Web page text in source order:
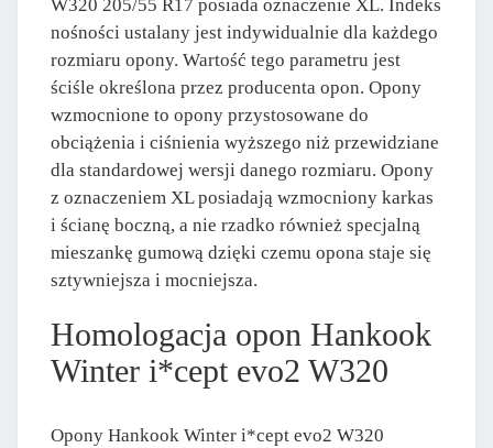
W320 205/55 R17 posiada oznaczenie XL. Indeks
nośności ustalany jest indywidualnie dla każdego
rozmiaru opony. Wartość tego parametru jest
ściśle określona przez producenta opon. Opony
wzmocnione to opony przystosowane do
obciążenia i ciśnienia wyższego niż przewidziane
dla standardowej wersji danego rozmiaru. Opony
z oznaczeniem XL posiadają wzmocniony karkas
i ścianę boczną, a nie rzadko również specjalną
mieszankę gumową dzięki czemu opona staje się
sztywniejsza i mocniejsza.
Homologacja opon Hankook
Winter i*cept evo2 W320
Opony Hankook Winter i*cept evo2 W320